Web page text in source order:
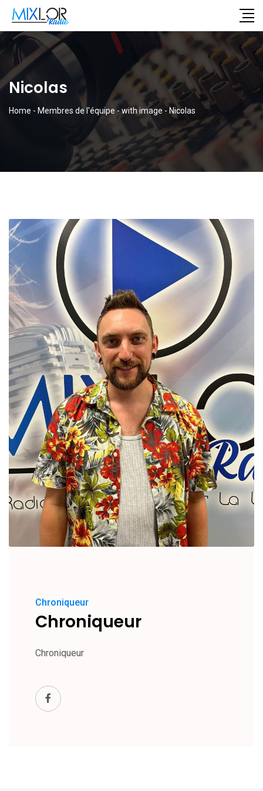
Nicolas
Home - Membres de l'équipe -with image - Nicolas
Chroniqueur
Chroniqueur
Chroniqueur